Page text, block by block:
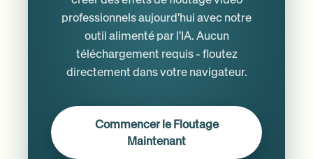
professionnels aujourd'hui avec notre
outil alimenté par l'IA. Aucun
téléchargement requis - floutez
directement dans votre navigateur.
Commencer le Floutage
Maintenant